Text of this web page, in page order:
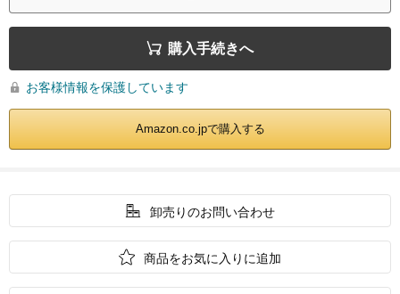
 購入手続きへ
 お客様情報を保護しています
Amazon.co.jpで購入する
 卸売りのお問い合わせ
 商品をお気に入りに追加